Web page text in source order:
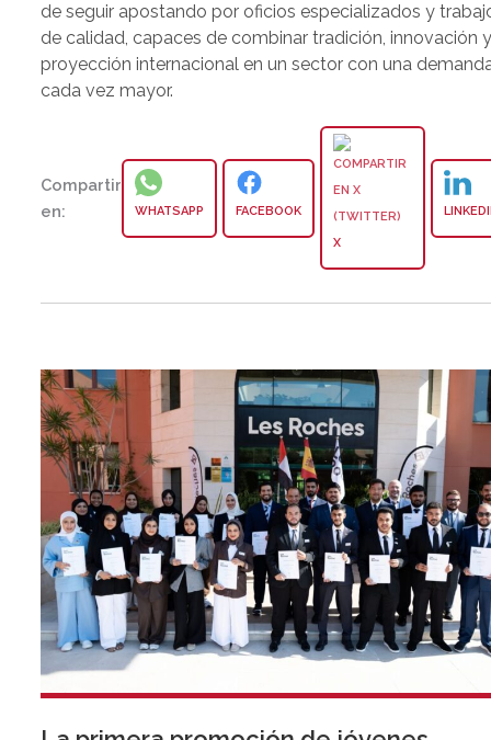
de seguir apostando por oficios especializados y
de calidad, capaces de combinar tradición, innovación
proyección internacional en un sector con una
cada vez mayor.
Compartir
en:
WHATSAPP FACEBOOK
X